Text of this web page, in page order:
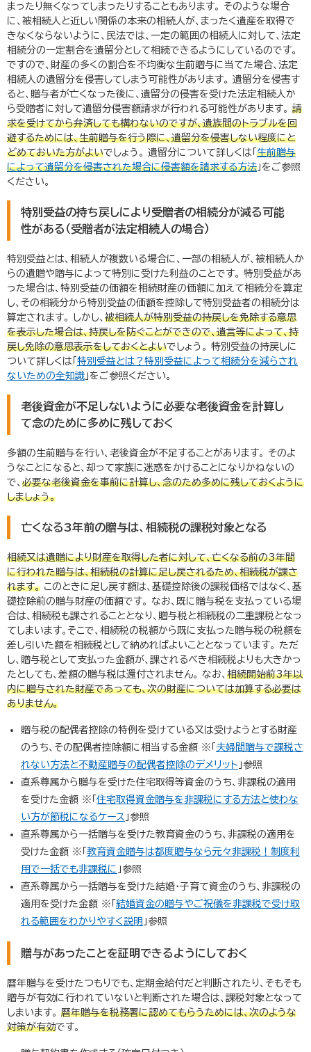
まったり無くなってしまったりすることもあります。 そのような場合
に、被相続人と近しい関係の本来の相続人が、まったく遺産を取得で
きなくならないように、民法では、一定の範囲の相続人に対して、法定
相続分の一定割合を遺留分として相続できるようにしているのです。
ですので、財産の多くの割合を不均衡な生前贈与に当てた場合、法定
相続人の遺留分を侵害してしまう可能性があります。 遺留分を侵害す
ると、贈与者が亡くなった後に、遺留分の侵害を受けた法定相続人か
ら受贈者に対して遺留分侵害額請求が行われる可能性があります。 請
求を受けてから弁済しても構わないのですが、遺族間のトラブルを回
避するためには、生前贈与を行う際に、遺留分を侵害しない程度にと
どめておいた方がよいでしょう。 遺留分について詳しくは「 生前贈与
によって遺留分を侵害された場合に侵害額を請求する方法 」をご参照
ください。
特別受益の持ち戻しにより受贈者の相続分が減る可能
性がある（受贈者が法定相続人の場合）
特別受益とは、相続人が複数いる場合に、一部の相続人が、被相続人か
らの遺贈や贈与によって特別に受けた利益のことです。 特別受益があ
った場合は、特別受益の価額を相続財産の価額に加えて相続分を算定
し、その相続分から特別受益の価額を控除して特別受益者の相続分は
算定されます。 しかし、 被相続人が特別受益の持戻しを免除する意思
を表示した場合は、持戻しを防ぐことができので、遺言等によって、持
戻し免除の意思表示をしておくとよいでしょう。 特別受益の持戻しに
ついて詳しくは「 特別受益とは？特別受益によって相続分を減らされ
ないための全知識 」をご参照ください。
老後資金が不足しないように必要な老後資金を計算し
て念のために多めに残しておく
多額の生前贈与を行い、老後資金が不足することがあります。 そのよ
うなことになると、却って家族に迷惑をかけることになりかねないの
で、 必要な老後資金を事前に計算し、念のため多めに残しておくように
しましょう。
亡くなる3年前の贈与は、相続税の課税対象となる
相続又は遺贈により財産を取得した者に対して、亡くなる前の3年間
に行われた贈与は、相続税の計算に足し戻されるため、相続税が課さ
れます。 このときに足し戻す額は、基礎控除後の課税価格ではなく、基
礎控除前の贈与財産の価額です。 なお、既に贈与税を支払っている場
合は、相続税も課されることとなり、贈与税と相続税の二重課税となっ
てしまいます。そこで、相続税の税額から既に支払った贈与税の税額を
差し引いた額を相続税として納めればよいこととなっています。 ただ
し、贈与税として支払った金額が、課されるべき相続税よりも大きかっ
たとしても、差額の贈与税は還付されません。 なお、 相続開始前3年以
内に贈与された財産であっても、次の財産については加算する必要は
ありません。
贈与税の配偶者控除の特例を受けている又は受けようとする財産
のうち、その配偶者控除額に相当する金額 ※「 夫婦間贈与で課税さ
れない方法と不動産贈与の配偶者控除のデメリット 」参照
直系尊属から贈与を受けた住宅取得等資金のうち、非課税の適用
を受けた金額 ※「 住宅取得資金贈与を非課税にする方法と使わな
い方が節税になるケース 」参照
直系尊属から一括贈与を受けた教育資金のうち、非課税の適用を
受けた金額 ※「 教育資金贈与は都度贈与なら元々非課税！制度利
用で一括でも非課税に 」参照
直系尊属から一括贈与を受けた結婚・子育て資金のうち、非課税の
適用を受けた金額 ※「 結婚資金の贈与やご祝儀を非課税で受け取
れる範囲をわかりやすく説明 」参照
贈与があったことを証明できるようにしておく
暦年贈与を受けたつもりでも、定期金給付だと判断されたり、そもそも
贈与が有効に行われていないと判断された場合は、課税対象となって
しまいます。 暦年贈与を税務署に認めてもらうためには、次のような
対策が有効です。